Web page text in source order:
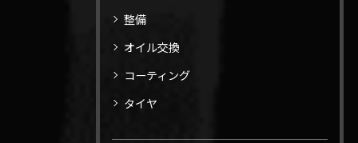
整備
オイル交換
コーティング
タイヤ